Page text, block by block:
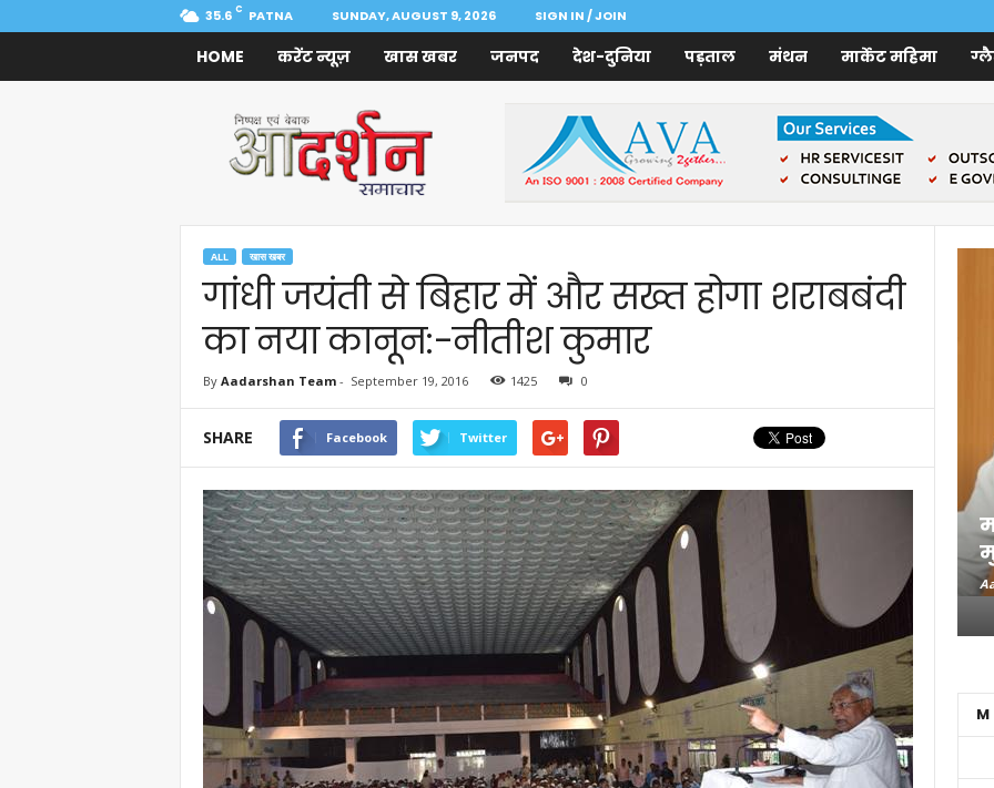
35.6 C PATNA SUNDAY, AUGUST 9, 2026 SIGN IN / JOIN
HOME करेंट न्यूज़ खास खबर जनपद देश-दुनिया पड़ताल मंथन मार्केट महिमा
Samachar
ALL खास खबर
गांधी जयंती से बिहार में और सख्त होगा शराबबंदी
का नया कानून:-नीतीश कुमार
By Aadarshan Team- September 19, 2016 1425 0
SHARE Facebook Twitter
M